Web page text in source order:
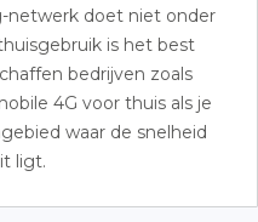
netwerk doet niet onder
is het best
bedrijven zoals
4G voor thuis als je
waar de snelheid
ligt.